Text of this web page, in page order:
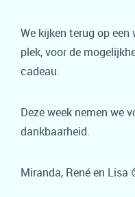
We kijken terug op
plek, voor de
cadeau.
Deze week nemen we
dankbaarheid.
Miranda, René en Lisa